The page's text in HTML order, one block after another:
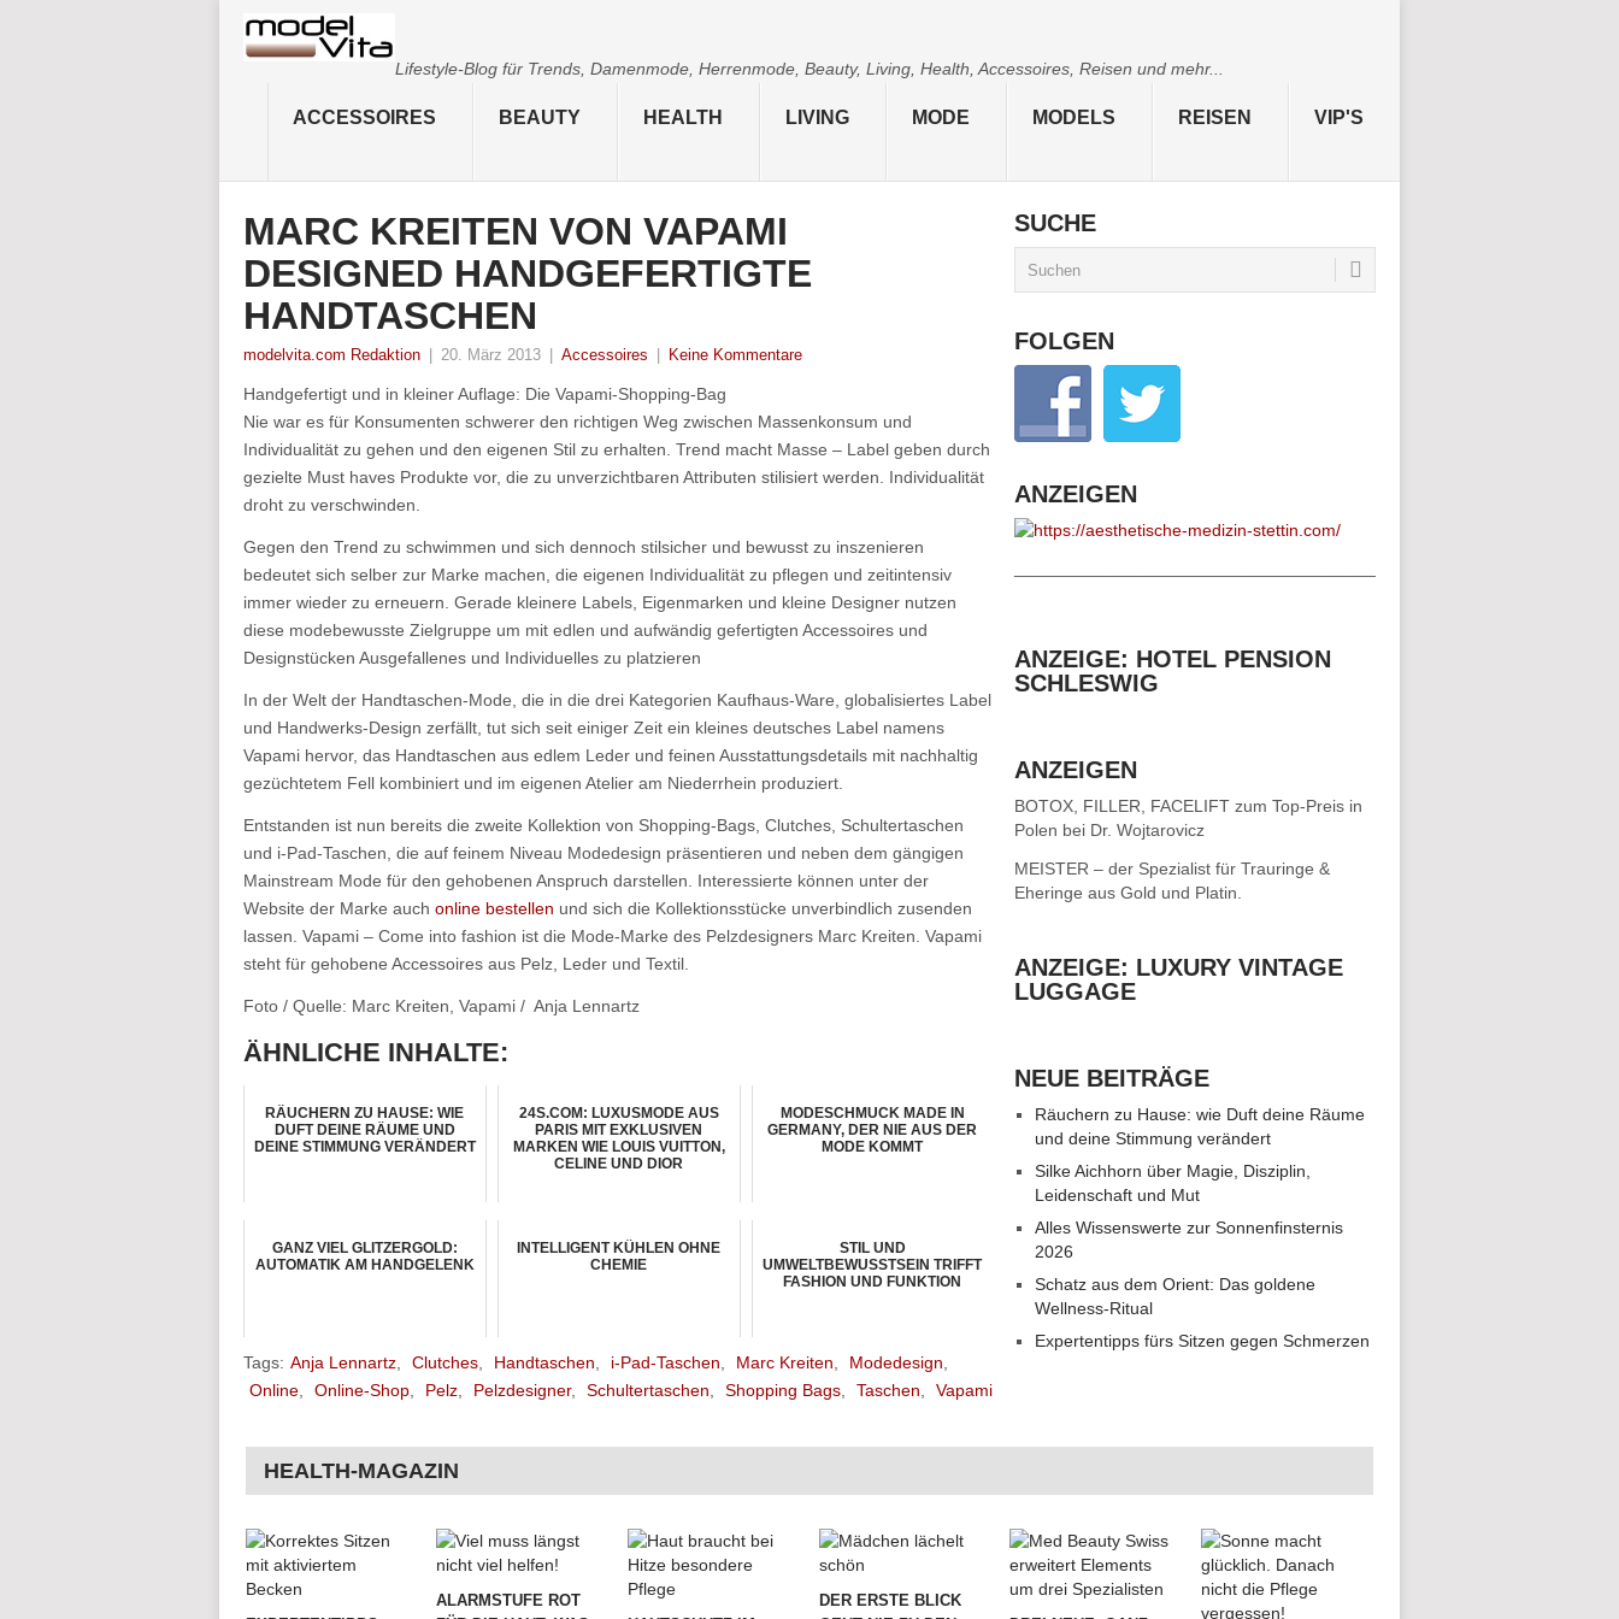
Lifestyle-Blog für Trends, Damenmode, Herrenmode, Beauty, Living, Health, Accessoires, Reisen und mehr...
ACCESSOIRES BEAUTY HEALTH LIVING MODE MODELS REISEN VIP'S
MARC KREITEN VON VAPAMI
DESIGNED HANDGEFERTIGTE
HANDTASCHEN
modelvita.com Redaktion 20. März 2013 Accessoires Keine Kommentare
Handgefertigt und in kleiner Auflage: Die Vapami-Shopping-Bag
Nie war es für Konsumenten schwerer den richtigen Weg zwischen Massenkonsum und
Individualität zu gehen und den eigenen Stil zu erhalten. Trend macht Masse – Label geben durch
gezielte Must haves Produkte vor, die zu unverzichtbaren Attributen stilisiert werden. Individualität
droht zu verschwinden.
Gegen den Trend zu schwimmen und sich dennoch stilsicher und bewusst zu inszenieren
bedeutet sich selber zur Marke machen, die eigenen Individualität zu pflegen und zeitintensiv
immer wieder zu erneuern. Gerade kleinere Labels, Eigenmarken und kleine Designer nutzen
diese modebewusste Zielgruppe um mit edlen und aufwändig gefertigten Accessoires und
Designstücken Ausgefallenes und Individuelles zu platzieren
In der Welt der Handtaschen-Mode, die in die drei Kategorien Kaufhaus-Ware, globalisiertes Label
und Handwerks-Design zerfällt, tut sich seit einiger Zeit ein kleines deutsches Label namens
Vapami hervor, das Handtaschen aus edlem Leder und feinen Ausstattungsdetails mit nachhaltig
gezüchtetem Fell kombiniert und im eigenen Atelier am Niederrhein produziert.
Entstanden ist nun bereits die zweite Kollektion von Shopping-Bags, Clutches, Schultertaschen
und i-Pad-Taschen, die auf feinem Niveau Modedesign präsentieren und neben dem gängigen
Mainstream Mode für den gehobenen Anspruch darstellen. Interessierte können unter der
Website der Marke auch online bestellen und sich die Kollektionsstücke unverbindlich zusenden
lassen. Vapami – Come into fashion ist die Mode-Marke des Pelzdesigners Marc Kreiten. Vapami
steht für gehobene Accessoires aus Pelz, Leder und Textil.
Foto / Quelle: Marc Kreiten, Vapami / Anja Lennartz
ÄHNLICHE INHALTE:
RÄUCHERN ZU HAUSE: WIE
DUFT DEINE RÄUME UND
DEINE STIMMUNG VERÄNDERT
24S.COM: LUXUSMODE AUS
PARIS MIT EXKLUSIVEN
MARKEN WIE LOUIS VUITTON,
CELINE UND DIOR
MODESCHMUCK MADE IN
GERMANY, DER NIE AUS DER
MODE KOMMT
GANZ VIEL GLITZERGOLD:
AUTOMATIK AM HANDGELENK
INTELLIGENT KÜHLEN OHNE
CHEMIE
STIL UND
UMWELTBEWUSSTSEIN TRIFFT
FASHION UND FUNKTION
Tags: Anja Lennartz Clutches Handtaschen i-Pad-Taschen Marc Kreiten Modedesign
Online
Online-Shop Pelz Pelzdesigner, Schultertaschen Shopping Bags Taschen Vapami
SUCHE
FOLGEN
ANZEIGEN
ANZEIGE: HOTEL PENSION
SCHLESWIG
ANZEIGEN
BOTOX, FILLER, FACELIFT zum Top-Preis in
Polen bei Dr. Wojtarovicz
MEISTER – der Spezialist für Trauringe &
Eheringe aus Gold und Platin.
ANZEIGE: LUXURY VINTAGE
LUGGAGE
NEUE BEITRÄGE
Räuchern zu Hause: wie Duft deine Räume
und deine Stimmung verändert
Silke Aichhorn über Magie, Disziplin,
Leidenschaft und Mut
Alles Wissenswerte zur Sonnenfinsternis
2026
Schatz aus dem Orient: Das goldene
Wellness-Ritual
Expertentipps fürs Sitzen gegen Schmerzen
HEALTH-MAGAZIN
ALARMSTUFE ROT
DER ERSTE BLICK